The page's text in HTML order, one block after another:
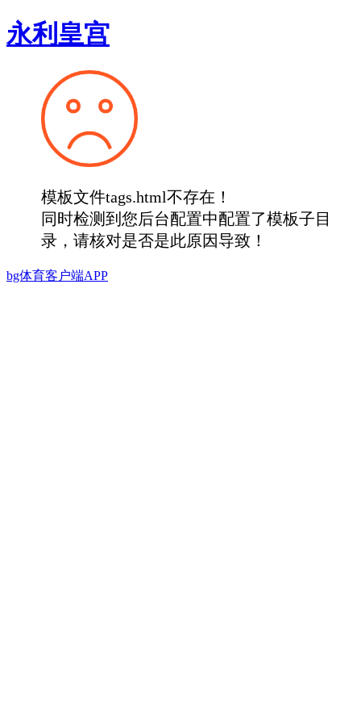
永利皇宫
模板文件tags.html不存在！
同时检测到您后台配置中配置了模板子目
录，请核对是否是此原因导致！
bg体育客户端APP